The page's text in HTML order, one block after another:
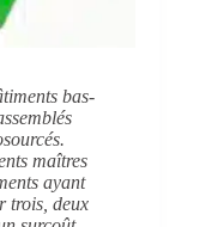
bas-
maîtres
ayant
trois, deux